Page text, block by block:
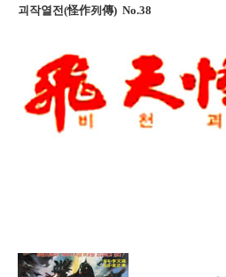
괴작열전(怪作列傳) No.38